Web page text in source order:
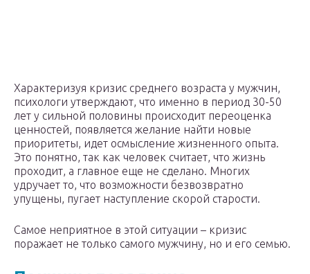
Характеризуя кризис среднего возраста у мужчин,
психологи утверждают, что именно в период 30-50
лет у сильной половины происходит переоценка
ценностей, появляется желание найти новые
приоритеты, идет осмысление жизненного опыта.
Это понятно, так как человек считает, что жизнь
проходит, а главное еще не сделано. Многих
удручает то, что возможности безвозвратно
упущены, пугает наступление скорой старости.
Самое неприятное в этой ситуации – кризис
поражает не только самого мужчину, но и его семью.